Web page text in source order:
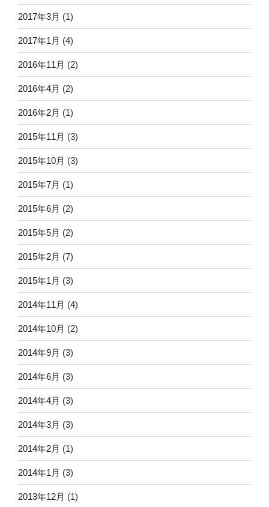
2017年3月 (1)
2017年1月 (4)
2016年11月 (2)
2016年4月 (2)
2016年2月 (1)
2015年11月 (3)
2015年10月 (3)
2015年7月 (1)
2015年6月 (2)
2015年5月 (2)
2015年2月 (7)
2015年1月 (3)
2014年11月 (4)
2014年10月 (2)
2014年9月 (3)
2014年6月 (3)
2014年4月 (3)
2014年3月 (3)
2014年2月 (1)
2014年1月 (3)
2013年12月 (1)